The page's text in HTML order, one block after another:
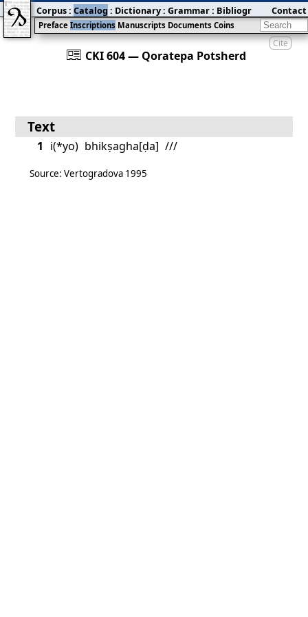
Cite
󰀀 CKI 604 — Qoratepa Potsherd
Preface Inscriptions Manuscripts Documents Coins
Corpus: Catalog : Dictionary: Grammar: Bibliography:Blog
Contact